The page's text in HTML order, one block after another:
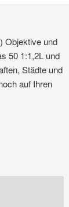
Objektive und
50 1:1,2L und
Städte und
auf Ihren